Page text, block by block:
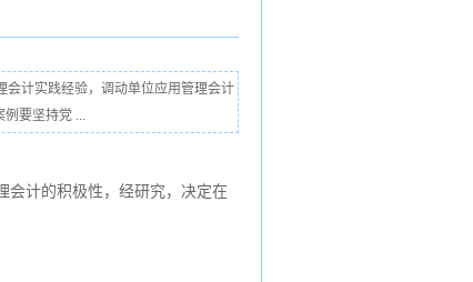
会计实践经验，调动单位应用管理会计
例要坚持党 ...
会计的积极性，经研究，决定在